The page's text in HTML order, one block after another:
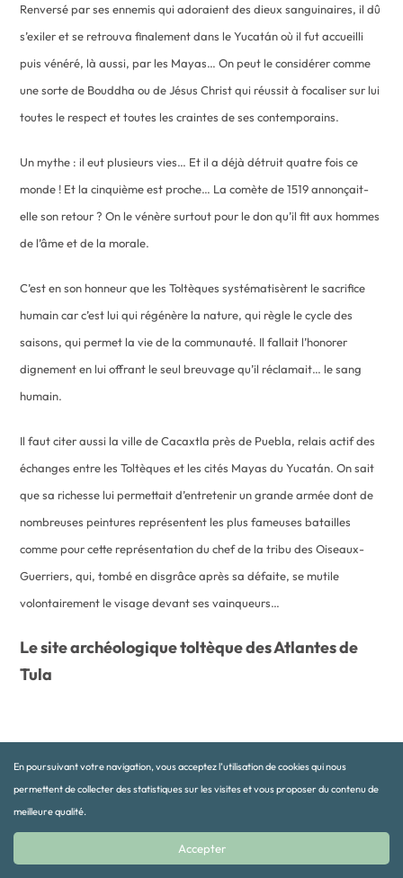
Renversé par ses ennemis qui adoraient des dieux sanguinaires, il dû
s’exiler et se retrouva finalement dans le Yucatán où il fut accueilli
puis vénéré, là aussi, par les Mayas… On peut le considérer comme
une sorte de Bouddha ou de Jésus Christ qui réussit à focaliser sur lui
toutes le respect et toutes les craintes de ses contemporains.
Un mythe : il eut plusieurs vies… Et il a déjà détruit quatre fois ce
monde ! Et la cinquième est proche… La comète de 1519 annonçait-
elle son retour ? On le vénère surtout pour le don qu’il fit aux hommes
de l’âme et de la morale.
C’est en son honneur que les Toltèques systématisèrent le sacrifice
humain car c’est lui qui régénère la nature, qui règle le cycle des
saisons, qui permet la vie de la communauté. Il fallait l’honorer
dignement en lui offrant le seul breuvage qu’il réclamait… le sang
humain.
Il faut citer aussi la ville de Cacaxtla près de Puebla, relais actif des
échanges entre les Toltèques et les cités Mayas du Yucatán. On sait
que sa richesse lui permettait d’entretenir un grande armée dont de
nombreuses peintures représentent les plus fameuses batailles
comme pour cette représentation du chef de la tribu des Oiseaux-
Guerriers, qui, tombé en disgrâce après sa défaite, se mutile
volontairement le visage devant ses vainqueurs…
Le site archéologique toltèque des Atlantes de
Tula
Les Atlantes de Tula sont quatre géants de pierre alignés côte à
côte. On les trouve sur la terrasse d’une pyramide basse à quatre
probablement les guerriers mythiques d’ »Aztlán » , la Cité-Mère ,
En poursuivant votre navigation, vous acceptez l’utilisation de cookies qui nous
permettent de collecter des statistiques sur les visites et vous proposer du contenu de
meilleure qualité.
Accepter